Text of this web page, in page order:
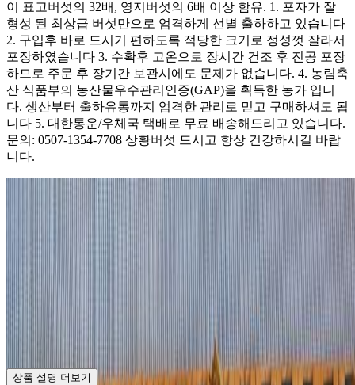
이 표고버섯의 32배, 영지버섯의 6배 이상 함유. 1. 포자가 잘
형성 된 최상급 버섯만으로 엄격하게 선별 출하하고 있습니다
2. 구입후 바로 드시기 편하도록 적당한 크기로 정성껏 잘라서
포장하였습니다 3. 수확후 고온으로 장시간 건조 후 진공 포장
하므로 주문 후 장기간 보관시에도 문제가 없습니다. 4. 농림축
산 식품부의 농산물우수관리인증(GAP)을 획득한 농가 입니
다. 생산부터 출하유통까지 엄격한 관리로 믿고 구매하셔도 됩
니다 5. 대한통운/우체국 택배로 무료 배송해드리고 있습니다.
문의: 0507-1354-7708 상황버섯 드시고 항상 건강하시길 바랍
니다.
상품 설명 더보기